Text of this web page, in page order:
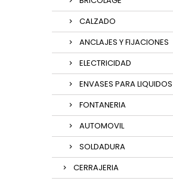
CALZADO
ANCLAJES Y FIJACIONES
ELECTRICIDAD
ENVASES PARA LIQUIDOS
FONTANERIA
AUTOMOVIL
SOLDADURA
CERRAJERIA